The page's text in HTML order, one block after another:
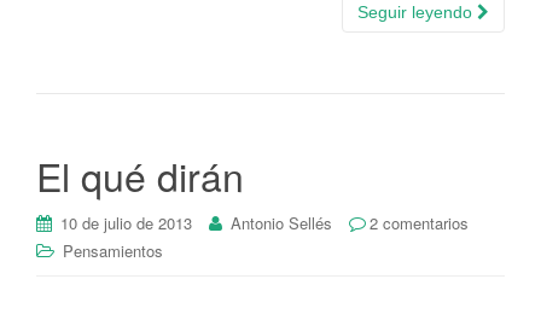
Seguir leyendo
El qué dirán
10 de julio de 2013 Antonio Sellés
2 comentarios
Pensamientos